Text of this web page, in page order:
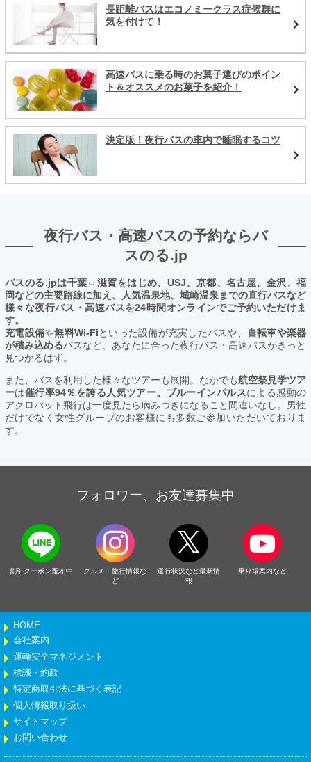
長距離バスはエコノミークラス症候群に
気を付けて！
高速バスに乗る時のお菓子選びのポイン
ト＆オススメのお菓子を紹介！
決定版！夜行バスの車内で睡眠するコツ
夜行バス・高速バスの予約ならバ
スのる.jp
バスのる.jpは千葉⇔滋賀をはじめ、USJ、京都、名古屋、金沢、福
岡などの主要路線に加え、人気温泉地、城崎温泉までの直行バスなど
様々な夜行バス・高速バスを24時間オンラインでご予約いただけま
す。
充電設備や無料Wi-Fiといった設備が充実したバスや、
自転車や楽器
が積み込めるバスなど、あなたに合った夜行バス・高速バスがきっと
見つかるはず。
また、バスを利用した様々なツアーも展開。なかでも航空祭見学ツア
ーは催行率94％を誇る人気ツアー。ブルーインパルスによる感動の
アクロバット飛行は一度見たら病みつきになること間違いなし。男性
だけでなく女性グループのお客様にも多数ご参加いただいておりま
す。
フォロワー、お友達募集中
割引クーポン配布中
グルメ・旅行情報な
ど
運行状況など最新情
報
乗り場案内など
HOME
会社案内
運輸安全マネジメント
標識・約款
特定商取引法に基づく表記
個人情報取り扱い
サイトマップ
お問い合わせ